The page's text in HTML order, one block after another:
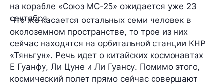
на корабле «Союз МС-25» ожидается уже 23
сентября.
Что же касается остальных семи человек в
околоземном пространстве, то трое из них
сейчас находятся на орбитальной станции КНР
«Тяньгун». Речь идет о китайских космонавтах
Е Гуанфу, Ли Цуне и Ли Гуансу. Помимо этого,
космический полет прямо сейчас совершают